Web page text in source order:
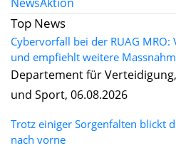
Top News
Cybervorfall bei der RUAG MRO:
und empfiehlt weitere
Departement für
und Sport, 06.08.2026
Trotz einiger Sorgenfalten blickt
nach vorne